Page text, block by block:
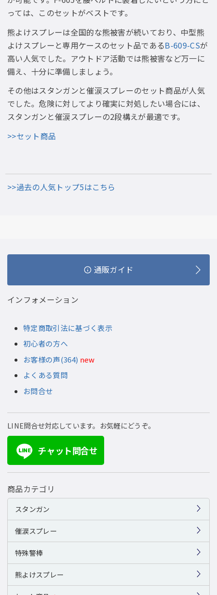
っては、このセットがベストです。
熊よけスプレーは全国的な熊被害が続いており、中型熊
よけスプレーと専用ケースのセット品であるB-609-CSが
高い人気でした。アウトドア活動では熊被害など万一に
備え、十分に準備しましょう。
その他はスタンガンと催涙スプレーのセット商品が人気
でした。危険に対してより確実に対処したい場合には、
スタンガンと催涙スプレーの2段構えが最適です。
>>セット商品
>>過去の人気トップ5はこちら
通販ガイド
インフォメーション
特定商取引法に基づく表示
初心者の方へ
お客様の声(364) new
よくある質問
お問合せ
LINE問合せ対応しています。お気軽にどうぞ。
LINE チャット問合せ
商品カテゴリ
スタンガン
催涙スプレー
特殊警棒
熊よけスプレー